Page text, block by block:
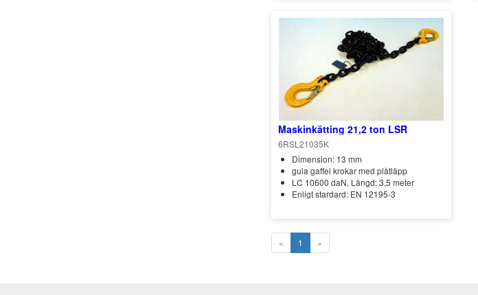
Maskinkätting 21,2 ton LSR
6RSL21035K
Dimension: 13 mm
gula gaffel krokar med plåtläpp
LC 10600 daN, Längd: 3,5 meter
Enligt stardard: EN 12195-3
« 1 »